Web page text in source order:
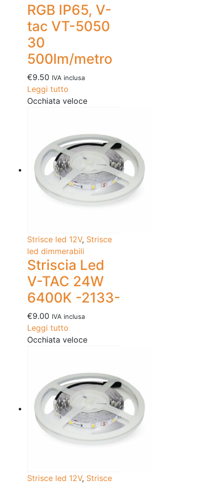
RGB IP65, V-
tac VT-5050
30
500lm/metro
€9.50 IVA inclusa
Leggi tutto
Occhiata veloce
Strisce led 12V, Strisce
led dimmerabili
Striscia Led
V-TAC 24W
6400K -2133-
€9.00 IVA inclusa
Leggi tutto
Occhiata veloce
Strisce led 12V, Strisce